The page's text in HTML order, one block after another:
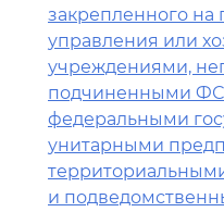
закрепленного на
управления или
учреждениями,
подчиненными
федеральными
унитарными
и